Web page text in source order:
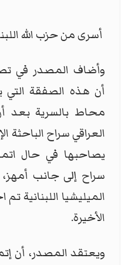
أسرى من حزب الله
وأضاف المصدر في
أن هذه الصفقة التي
محاط بالسرية بعد
العراقي سراح الباحثة
يصاحبها في حال
الميليشيا اللبنانية
الأخيرة.
ويعتقد المصدر، أن